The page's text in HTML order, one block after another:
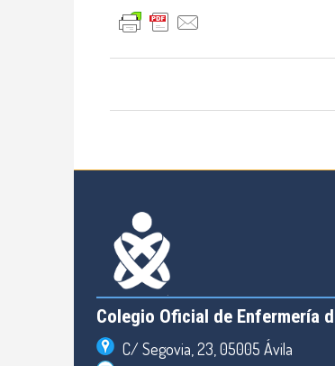
Colegio Oficial de Enfermería
C/ Segovia, 23, 05005 Ávila